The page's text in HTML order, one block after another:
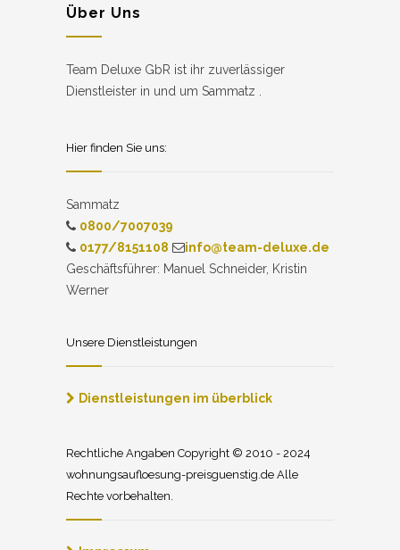
Über Uns
Team Deluxe GbR ist ihr zuverlässiger
Dienstleister in und um Sammatz .
Hier finden Sie uns:
Sammatz
0800/7007039
0177/8151108
info@team-deluxe.de
Geschäftsführer: Manuel Schneider, Kristin
Werner
Unsere Dienstleistungen
Dienstleistungen im überblick
Rechtliche Angaben Copyright © 2010 - 2024
wohnungsaufloesung-preisguenstig.de Alle
Rechte vorbehalten.